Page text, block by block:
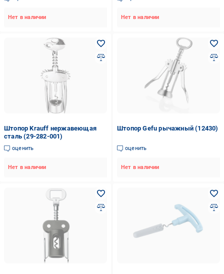
Нет в наличии Нет в наличии
Штопор Krauff нержавеющая
сталь (29-282-001)
оценить
Нет в наличии
Штопор Gefu рычажный (12430)
оценить
Нет в наличии